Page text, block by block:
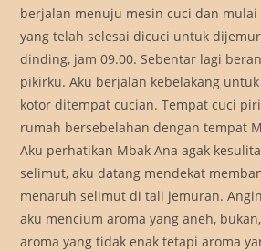
berjalan menuju mesin cuci dan
yang telah selesai dicuci untuk
dinding, jam 09.00. Sebentar lagi
pikirku. Aku berjalan kebelakang
kotor ditempat cucian. Tempat cuci
rumah bersebelahan dengan tempat
Aku perhatikan Mbak Ana agak
selimut, aku datang mendekat
menaruh selimut di tali jemuran.
aku mencium aroma yang aneh,
aroma yang tidak enak tetapi aroma